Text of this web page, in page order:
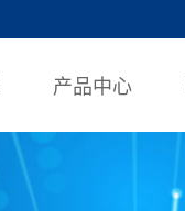
产品中心